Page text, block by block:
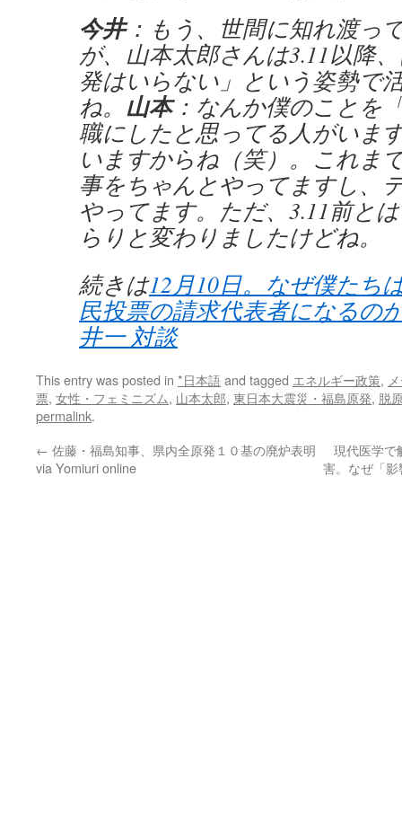
今井：もう、世間に知れ渡っ
が、山本太郎さんは3.11以降
発はいらない」という姿勢で
ね。 山本：なんか僕のことを
職にしたと思ってる人がいま
いますからね（笑）。これま
事をちゃんとやってますし、
やってます。ただ、3.11前と
らりと変わりましたけどね。
続きは12月10日。なぜ僕たち
民投票の請求代表者になるの
井一 対談
This entry was posted in *日本語and tagged エネルギー政策,
票, 女性・フェミニズム, 山本太郎, 東日本大震災・福島原発, 脱
permalink.
← 佐藤・福島知事、県内全原発１０基の廃炉表明
via Yomiuri online
現代医学で
害。なぜ「